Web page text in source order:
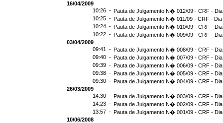
16/04/2009
10:26 - Pauta de Julgamento N� 012/09 - CRF -
10:25 - Pauta de Julgamento N� 011/09 - CRF - Dia
10:24 - Pauta de Julgamento N� 010/09 - CRF -
10:22 - Pauta de Julgamento N� 009/09 - CRF -
03/04/2009
09:41 - Pauta de Julgamento N� 008/09 - CRF -
09:40 - Pauta de Julgamento N� 007/09 - CRF -
09:39 - Pauta de Julgamento N� 006/09 - CRF -
09:38 - Pauta de Julgamento N� 005/09 - CRF -
09:30 - Pauta de Julgamento N� 004/09 - CRF -
26/03/2009
14:30 - Pauta de Julgamento N� 003/09 - CRF -
14:23 - Pauta de Julgamento N� 002/09 - CRF -
13:57 - Pauta de Julgamento N� 001/09 - CRF -
10/06/2008